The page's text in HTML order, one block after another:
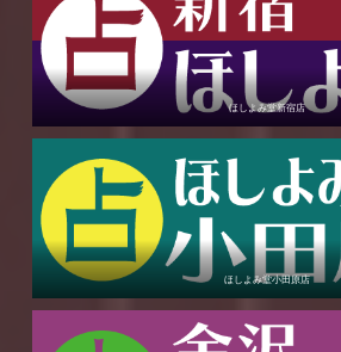
ほしよみ堂新宿店
ほしよみ堂小田原店